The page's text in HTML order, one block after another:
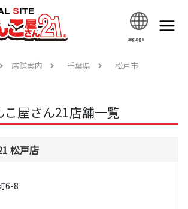
language
店舗案内 千葉県 松戸市
屋さん21店舗一覧
松戸店
6-8